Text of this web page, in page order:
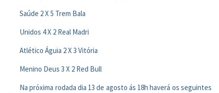
Saúde 2 X 5 Trem Bala
Unidos 4 X 2 Real Madri
Atlético Águia 2 X 3 Vitória
Menino Deus 3 X 2 Red Bull
Na próxima rodada dia 13 de agosto ás 18h haverá os seguintes